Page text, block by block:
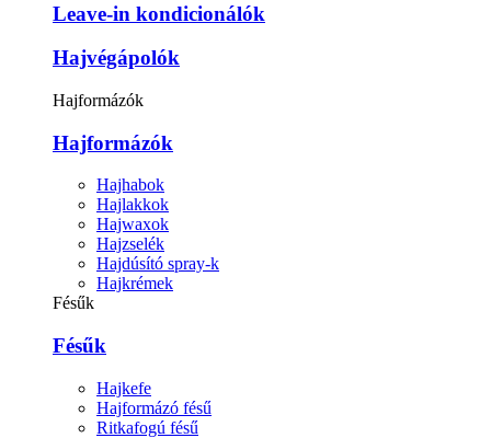
Leave-in kondicionálók
Hajvégápolók
Hajformázók
Hajformázók
Hajhabok
Hajlakkok
Hajwaxok
Hajzselék
Hajdúsító spray-k
Hajkrémek
Fésűk
Fésűk
Hajkefe
Hajformázó fésű
Ritkafogú fésű